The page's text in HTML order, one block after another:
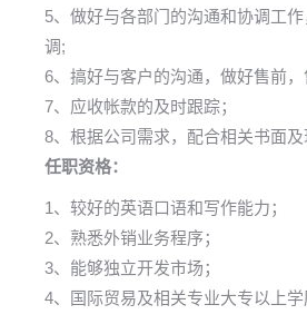
5、做好与各部门的沟通和协调工
调;
6、搞好与客户的沟通，做好售前，
7、应收帐款的及时跟踪；
8、根据公司需求，配合相关书面及
任职资格：
1、较好的英语口语和写作能力；
2、熟悉外销业务程序；
3、能够独立开发市场；
4、国际贸易及相关专业大专以上学